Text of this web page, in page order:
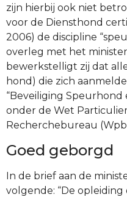
zijn hierbij ook niet
voor de Diensthond
2006) de discipline
overleg met het
bewerkstelligt zij dat
hond) die zich
“Beveiliging Speurhond
onder de Wet
Recherchebureau
Goed geborgd
In de brief aan de
volgende: “De opleiding